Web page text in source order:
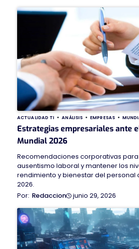
ACTUALIDAD TI ANÁLISIS EMPRESAS
Estrategias empresariales ante
Mundial 2026
Recomendaciones corporativas
ausentismo laboral y mantener los
rendimiento y bienestar del personal
2026.
Redaccion
junio 29, 2026